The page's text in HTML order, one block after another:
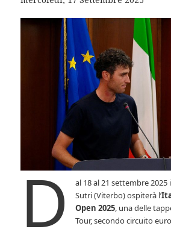
D
al 18 al 21 settembre 2025
Sutri (Viterbo) ospiterà l’
Open 2025, una delle
Tour, secondo circuito